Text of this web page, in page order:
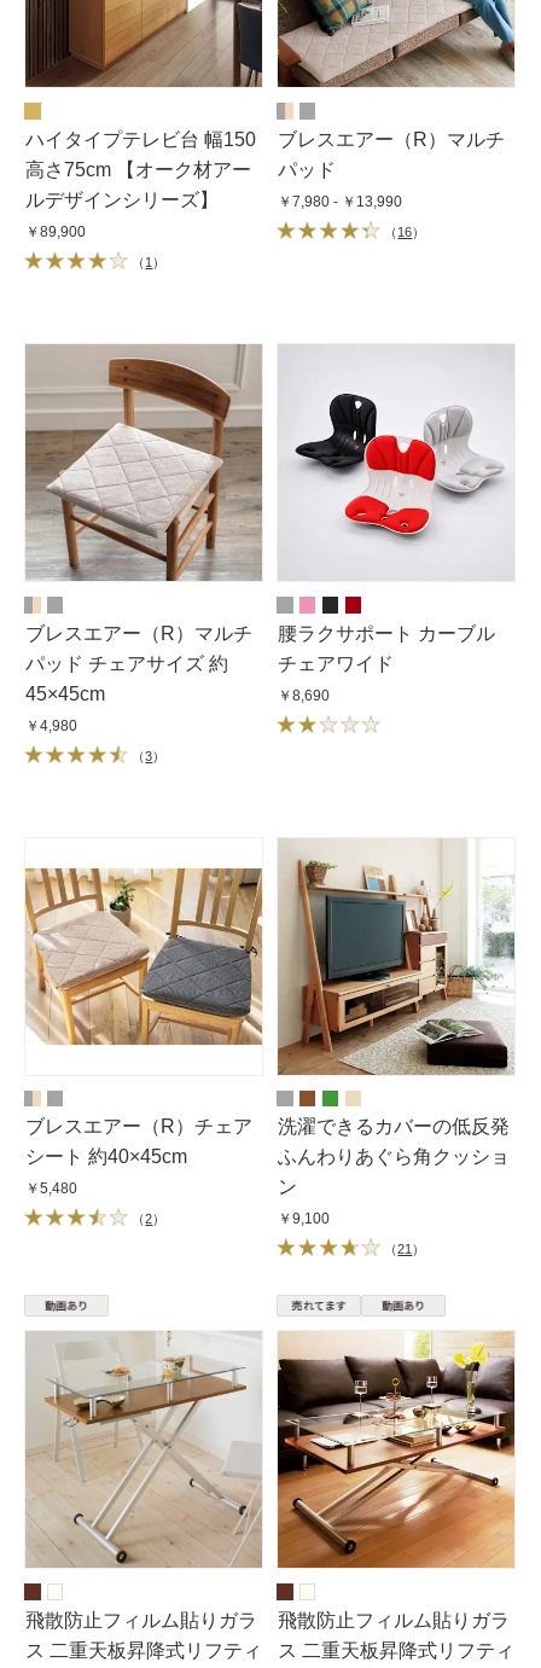
ハイタイプテレビ台 幅150
高さ75cm 【オーク材アー
ルデザインシリーズ】
￥89,900
（ 1 ）
ブレスエアー（R）マルチ
パッド
￥7,980 - ￥13,990
（ 16）
ブレスエアー（R）マルチ
パッド チェアサイズ 約
45×45cm
￥4,980
（3）
腰ラクサポート カーブル
チェアワイド
￥8,690
ブレスエアー（R）チェア
シート 約40×45cm
￥5,480
（2）
洗濯できるカバーの低反発
ふんわりあぐら角クッショ
ン
￥9,100
（21 ）
飛散防止フィルム貼りガラ
ス 二重天板昇降式リフティ
飛散防止フィルム貼りガラ
ス 二重天板昇降式リフティ